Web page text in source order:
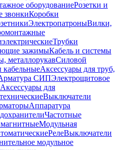
оборудованиеРозетки и
звонкиКоробки
ЭлектропатроныВилки,
Трубки
зажимыКабель и системы
металлорукавСиловой
кабельныеАксессуары для труб,
СИПЭлектрощитовое
Аксессуары для
Выключатели
Аппаратура
Частотные
Модульная
РелеВыключатели
модульное